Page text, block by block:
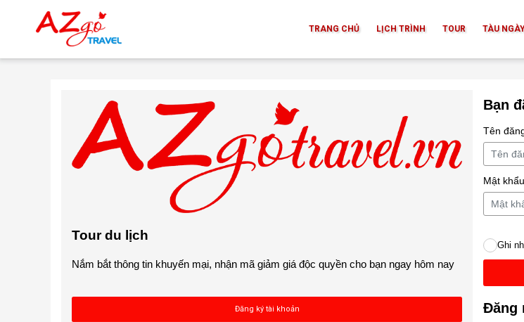
TRANG CHỦ LỊCH TRÌNH TOUR TÀU
Tour du lịch
Nắm bắt thông tin khuyến mại, nhận mã giảm giá độc quyền cho bạn ngay hôm nay
Đăng ký tài khoản
Bạn
Tên
Mật
Ghi
Đăng